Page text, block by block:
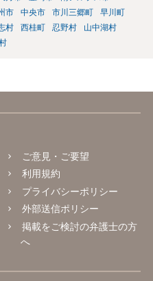
市 中央市 市川三郷町
早川町
村 西桂町 忍野村
山中湖村
ご意見・ご要望
利用規約
プライバシーポリシー
外部送信ポリシー
掲載をご検討の弁護士の方
へ